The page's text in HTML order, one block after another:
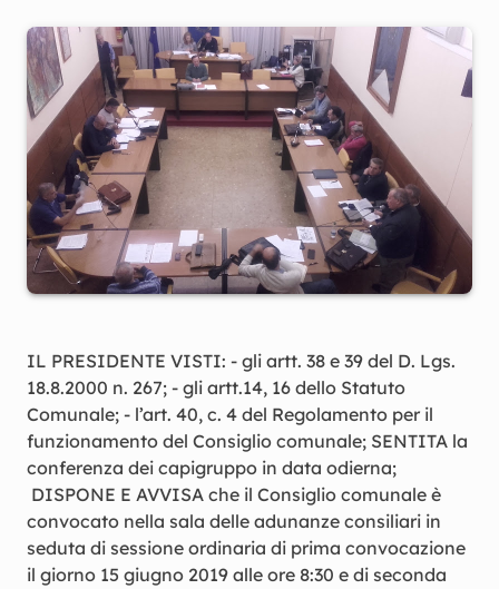
IL PRESIDENTE VISTI: - gli artt. 38 e 39 del D. Lgs.
18.8.2000 n. 267; - gli artt.14, 16 dello Statuto
Comunale; - l’art. 40, c. 4 del Regolamento per il
funzionamento del Consiglio comunale; SENTITA la
conferenza dei capigruppo in data odierna;
DISPONE E AVVISA che il Consiglio comunale è
convocato nella sala delle adunanze consiliari in
seduta di sessione ordinaria di prima convocazione
il giorno 15 giugno 2019 alle ore 8:30 e di seconda